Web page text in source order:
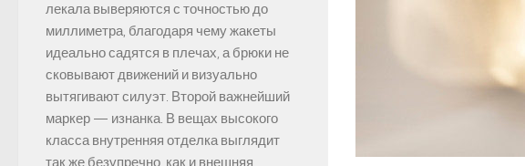
лекала выверяются с точностью до
миллиметра, благодаря чему жакеты
идеально садятся в плечах, а брюки не
сковывают движений и визуально
вытягивают силуэт. Второй важнейший
маркер — изнанка. В вещах высокого
класса внутренняя отделка выглядит
так же безупречно, как и внешняя